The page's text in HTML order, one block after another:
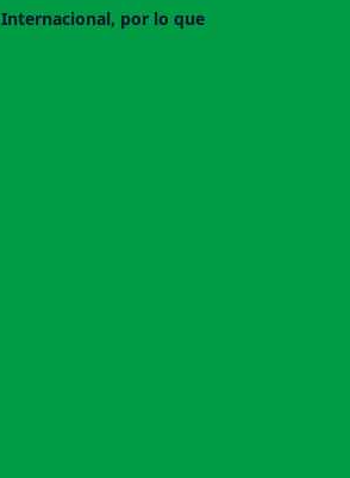
Internacional, por lo que